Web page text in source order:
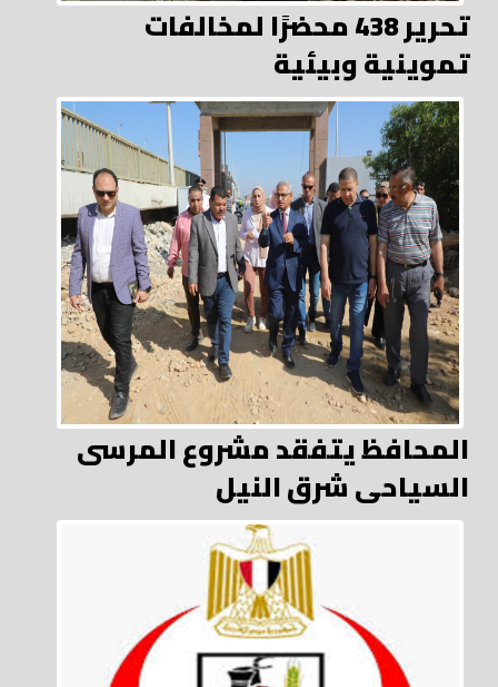
تحرير 438 محضرًا لمخالفات
تموينية وبيئية
المحافظ يتفقد مشروع المرسى
السياحى شرق النيل